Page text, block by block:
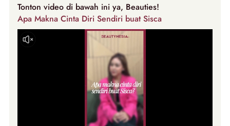
Tonton video di bawah ini ya, Beauties!
Apa Makna Cinta Diri Sendiri buat Sisca